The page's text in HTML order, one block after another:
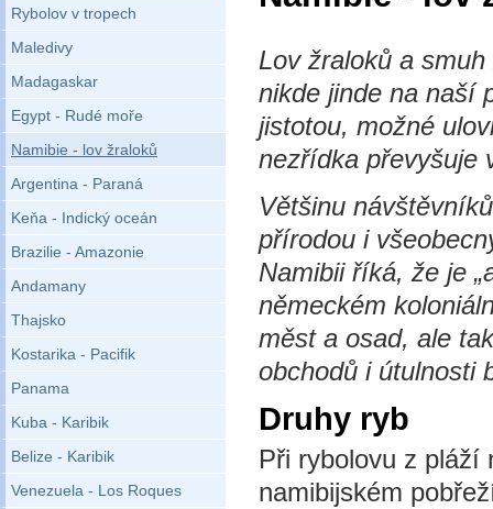
Lov žraloků a
nikde jinde na naší
jistotou, možné
nezřídka převyšuje
Většinu
přírodou i
Namibii říká, že je
německém
měst a osad, ale
obchodů i útulnosti
Druhy ryb
Při rybolovu z pláží
namibijském
Rybolov v tropech
Maledivy
Madagaskar
Egypt - Rudé moře
Namibie - lov žraloků
Argentina - Paraná
Keňa - Indický oceán
Brazilie - Amazonie
Andamany
Thajsko
Kostarika - Pacifik
Panama
Kuba - Karibik
Belize - Karibik
Venezuela - Los Roques